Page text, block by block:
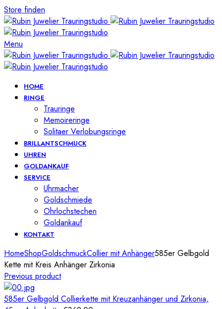
Store finden
Menu
HOME
RINGE
Trauringe
Memoireringe
Solitaer Verlobungsringe
BRILLANTSCHMUCK
UHREN
GOLDANKAUF
SERVICE
Uhrmacher
Goldschmiede
Ohrlochstechen
Goldankauf
KONTAKT
HomeShopGoldschmuckCollier mit Anhänger585er Gelbgold
Kette mit Kreis Anhänger Zirkonia
Previous product
585er Gelbgold Collierkette mit Kreuzanhänger und Zirkonia,